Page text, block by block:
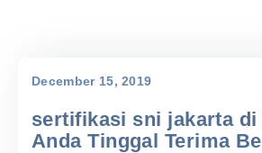
December 15, 2019
sertifikasi sni jakarta di
Anda Tinggal Terima